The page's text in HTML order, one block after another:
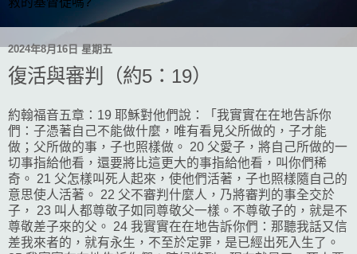
2024年8月16日 星期五
復活與審判（約5：19）
約翰福音五章：19 耶穌對他們說：「我實實在在地告訴你
們：子憑著自己不能做什麼，唯有看見父所做的，子才能
做；父所做的事，子也照樣做。 20 父愛子，將自己所做的一
切事指給他看，還要將比這更大的事指給他看，叫你們稀
奇。 21 父怎樣叫死人起來，使他們活著，子也照樣隨自己的
意思使人活著。 22 父不審判什麼人，乃將審判的事全交於
子， 23 叫人都尊敬子如同尊敬父一樣。不尊敬子的，就是不
尊敬差子來的父。 24 我實實在在地告訴你們：那聽我話又信
差我來者的，就有永生，不至於定罪，是已經出死入生了。